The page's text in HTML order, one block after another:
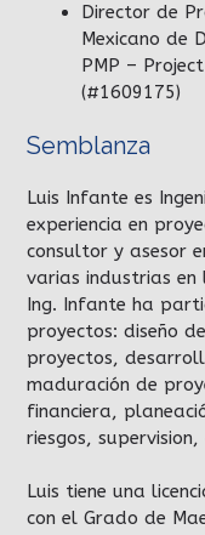
Director de
Mexicano de
PMP –
(#1609175)
Semblanza
Luis Infante es
experiencia en
consultor y asesor
varias industrias en
Ing. Infante ha
proyectos: diseño
proyectos,
maduración de
financiera,
riesgos,
Luis tiene una
con el Grado de